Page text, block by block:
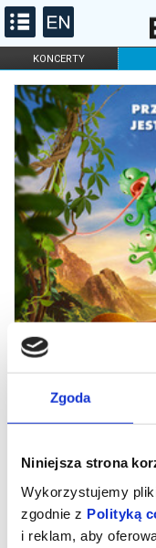
Zgoda
Niniejsza strona
Wykorzystujemy
zgodnie z Polityką
i reklam, aby
KONCERTY
FILHARMONIA
DLA DZIECI